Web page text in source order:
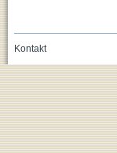
Kontakt